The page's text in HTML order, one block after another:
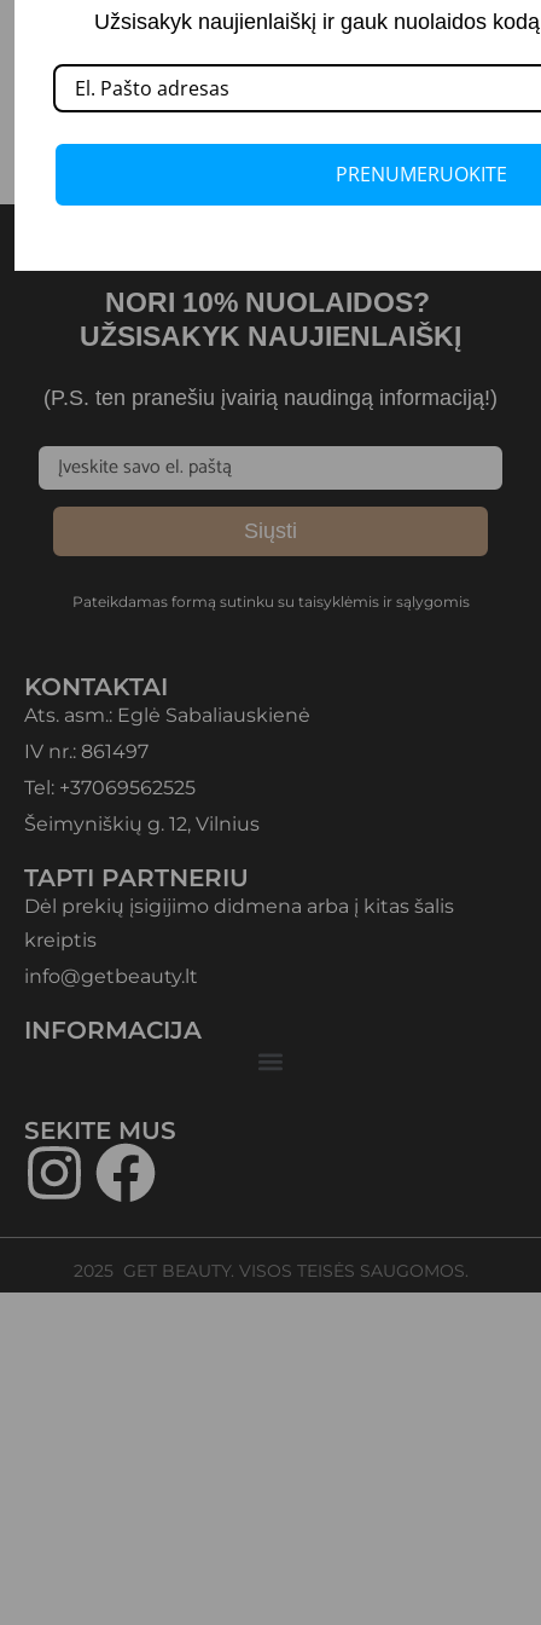
NORI 10% NUOLAIDOS?
UŽSISAKYK NAUJIENLAIŠKĮ
(P.S. ten pranešiu įvairią naudingą informaciją!)
Siųsti
Pateikdamas formą sutinku su taisyklėmis ir sąlygomis
KONTAKTAI
Ats. asm.: Eglė Sabaliauskienė
IV nr.: 861497
Tel: +37069562525
Šeimyniškių g. 12, Vilnius
TAPTI PARTNERIU
Dėl prekių įsigijimo didmena arba į kitas šalis
kreiptis
info@getbeauty.lt
INFORMACIJA
SEKITE MUS​
2025 GET BEAUTY. VISOS TEISĖS SAUGOMOS.
Užsisakyk naujienlaiškį ir gauk nuolaidos
PRENUMERUOKITE